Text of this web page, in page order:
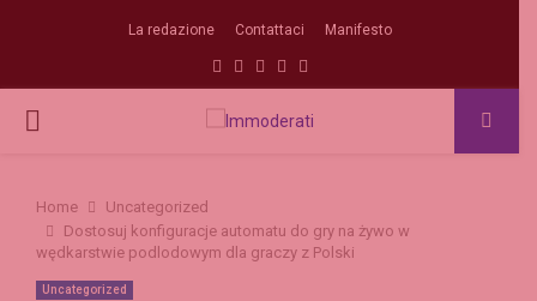
La redazione Contattaci Manifesto
Facebook
TwitterInstagram
Linkedin
Email
PRIMARY
Home
Uncategorized
Dostosuj konfiguracje automatu do gry na żywo w
wędkarstwie podlodowym dla graczy z Polski
Uncategorized